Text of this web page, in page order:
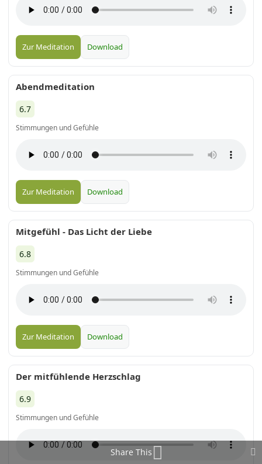
Zur Meditation Download
Abendmeditation
6.7
Stimmungen und Gefühle
Zur Meditation Download
Mitgefühl - Das Licht der Liebe
6.8
Stimmungen und Gefühle
Zur Meditation Download
Der mitfühlende Herzschlag
6.9
Stimmungen und Gefühle
Share This